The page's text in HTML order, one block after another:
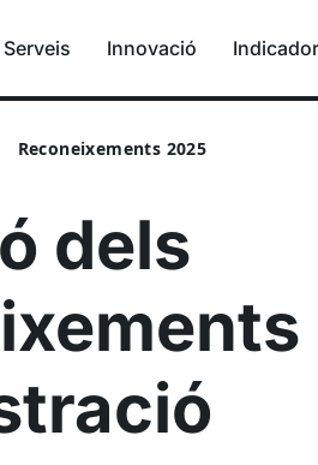
Serveis Innovació
Reconeixements 2025
dels